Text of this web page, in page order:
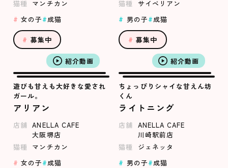
猫種
マンチカン
女の子
成猫
募集中
猫種
サイベリアン
男の子
成猫
募集中
紹介動画
遊びも甘えも大好きな愛され
ガール。
アリアン
店舗 ANELLA CAFE
大阪堺店
猫種
マンチカン
女の子
成猫
紹介動画
ちょっぴりシャイな甘えん坊
くん
ライトニング
店舗 ANELLA CAFE
川崎駅前店
猫種
ジェネッタ
男の子
成猫